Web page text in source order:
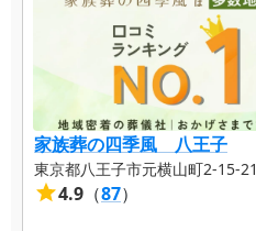
家族葬の四季風 八王子
東京都八王子市元横山町2-15-21
4.9 （87）